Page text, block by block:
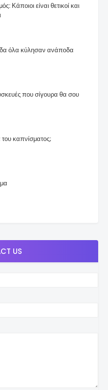
Κάποιοι είναι θετικοί και
όλα κύλησαν ανάποδα
που σίγουρα θα σου
καπνίσματος;
US